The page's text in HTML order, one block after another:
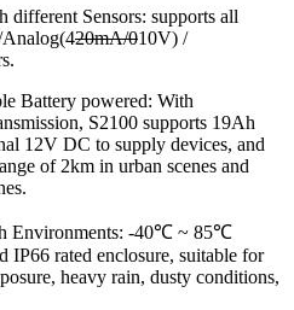
Sensors: supports all
20mA/010V) /
Battery powered: With
S2100 supports 19Ah
12V DC to supply devices, and
of 2km in urban scenes and
Environments: -40℃ ~ 85℃
IP66 rated enclosure, suitable for
heavy rain, dusty conditions,